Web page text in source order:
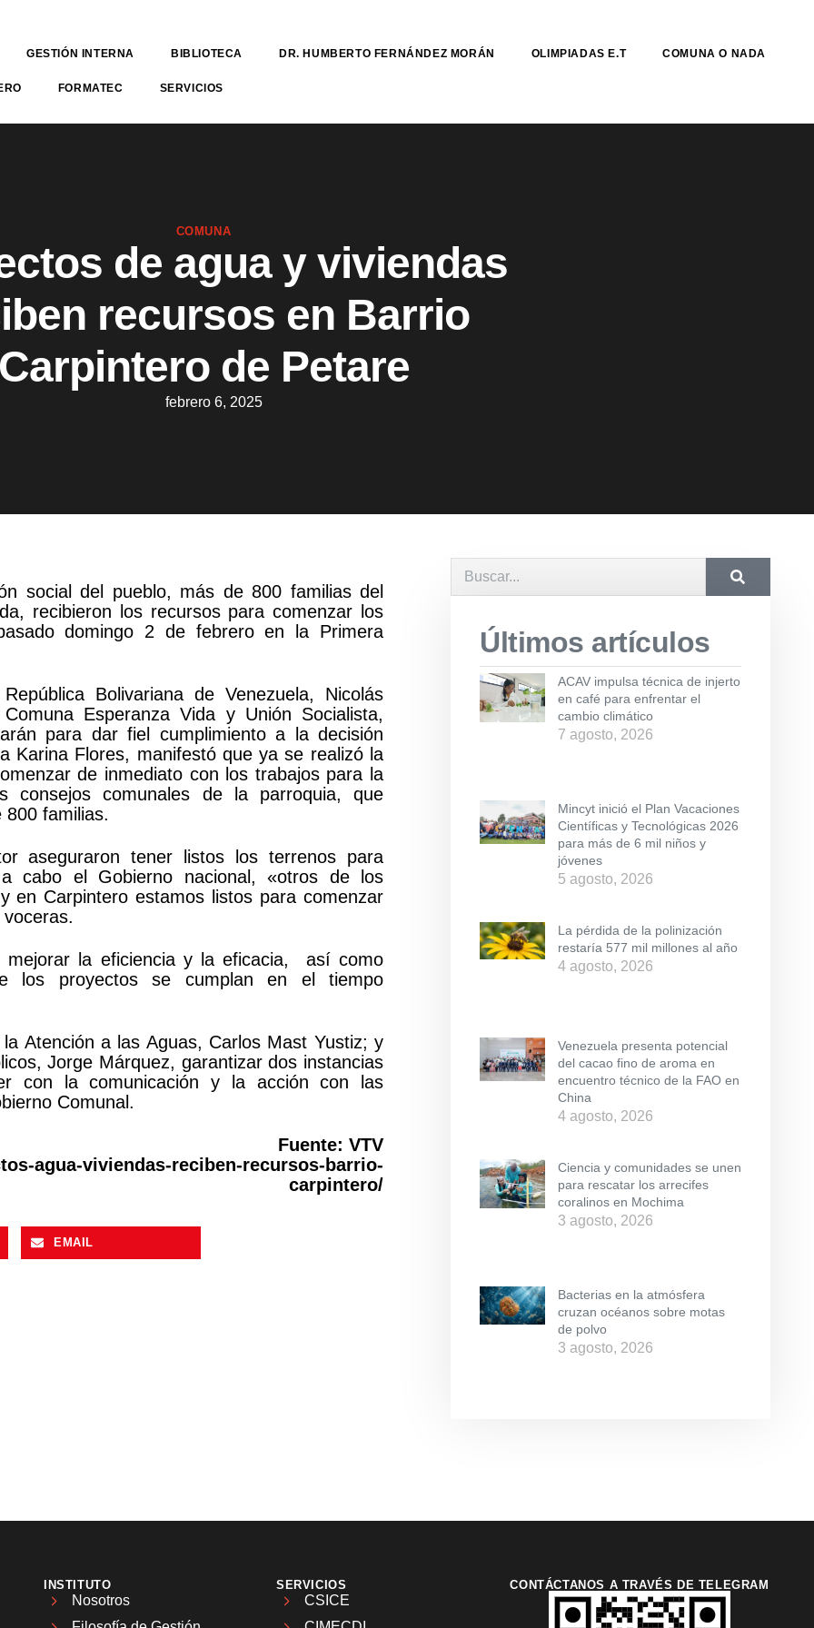
GESTIÓN INTERNA BIBLIOTECA DR. HUMBERTO FERNÁNDEZ MORÁN OLIMPIADAS E.T COMUNA O NADA
FORMATEC SERVICIOS
COMUNA
de agua y viviendas
recursos en Barrio
de Petare
febrero 6, 2025
social del pueblo, más de 800 familias del
recibieron los recursos para comenzar los
domingo 2 de febrero en la Primera
Bolivariana de Venezuela, Nicolás
Esperanza Vida y Unión Socialista,
para dar fiel cumplimiento a la decisión
Karina Flores, manifestó que ya se realizó la
de inmediato con los trabajos para la
comunales de la parroquia, que
familias.
aseguraron tener listos los terrenos para
cabo el Gobierno nacional, «otros de los
en Carpintero estamos listos para comenzar
la eficiencia y la eficacia, así como
los proyectos se cumplan en el tiempo
Atención a las Aguas, Carlos Mast Yustiz; y
Jorge Márquez, garantizar dos instancias
con la comunicación y la acción con las
Comunal.
Fuente: VTV
agua-viviendas-reciben-recursos-barrio-
carpintero/
EMAIL
Últimos artículos
ACAV impulsa técnica de injerto
en café para enfrentar el
cambio climático
7 agosto, 2026
Mincyt inició el Plan Vacaciones
Científicas y Tecnológicas 2026
para más de 6 mil niños y
jóvenes
5 agosto, 2026
La pérdida de la polinización
restaría 577 mil millones al año
4 agosto, 2026
Venezuela presenta potencial
del cacao fino de aroma en
encuentro técnico de la FAO en
China
4 agosto, 2026
Ciencia y comunidades se unen
para rescatar los arrecifes
coralinos en Mochima
3 agosto, 2026
Bacterias en la atmósfera
cruzan océanos sobre motas
de polvo
3 agosto, 2026
INSTITUTO
Nosotros
SERVICIOS
CSICE
CONTÁCTANOS A TRAVÉS DE TELEGRAM